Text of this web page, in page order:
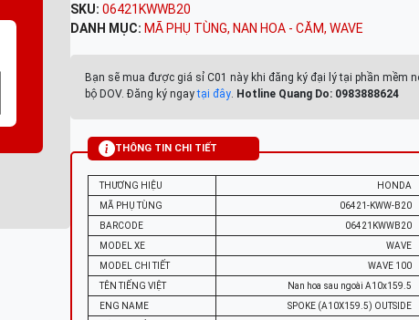
SKU: 06421KWWB20
DANH MỤC: MÃ PHỤ TÙNG, NAN HOA - CĂM, WAVE
Bạn sẽ mua được giá sỉ C01 này khi đăng ký đại lý tại phần mềm
bộ DOV. Đăng ký ngaytại đây. Hotline Quang Do: 0983888624
THÔNG TIN CHI TIẾT
THƯƠNG HIỆU
HONDA
MÃ PHỤ TÙNG
06421-KWW-B20
BARCODE
06421KWWB20
MODEL XE
WAVE
MODEL CHI TIẾT
WAVE 100
TÊN TIẾNG VIỆT
Nan hoa sau ngoài A10x159.5
ENG NAME
SPOKE (A10X159.5) OUTSIDE